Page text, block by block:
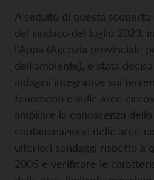
A seguito di questa scoperta
del sindaco del luglio 2023,
l’Appa (Agenzia provinciale
dell’ambiente), è stata
indagini integrative sui
fenomeno e sulle aree
ampliare la conoscenza
contaminazione delle aree
ulteriori sondaggi rispetto a
2005 e verificare le